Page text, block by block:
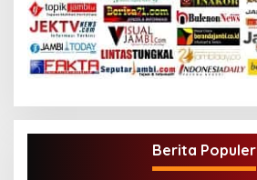
Berita Populer